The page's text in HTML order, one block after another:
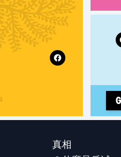
Follow XR Ixelles on
RELATED
真相